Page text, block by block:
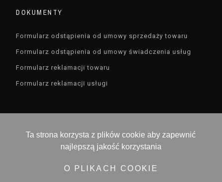
DOKUMENTY
Formularz odstąpienia od umowy sprzedaży towaru
Formularz odstąpienia od umowy świadczenia usług
Formularz reklamacji towaru
Formularz reklamacji usługi
Devisioner sp. z o.o. , ul. Czarodzieja 16 , 03-116
Ta strona korzysta z plików cookie aby zapewnić
najlepszą jakość korzystania
O PLIKACH COOKIE